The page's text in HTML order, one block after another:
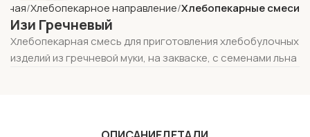
Хлебопекарное направление Хлебопекарные смеси
Изи Гречневый
Хлебопекарная смесь для приготовления хлебобулочных
изделий из гречневой муки, на закваске, с семенами льна